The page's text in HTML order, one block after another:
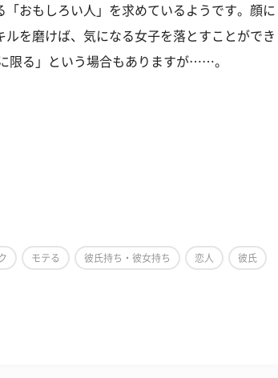
おもしろい人」を求めているようです。顔に
を磨けば、気になる女子を落とすことができ
限る」という場合もありますが……。
モテる 彼氏持ち・彼女持ち 恋人 彼氏